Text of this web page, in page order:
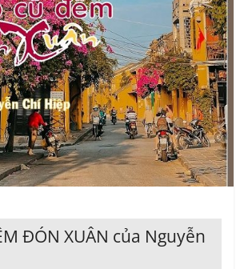
ĐÓN XUÂN của Nguyễn